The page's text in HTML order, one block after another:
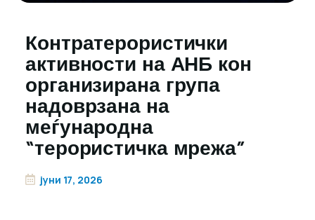
Контратерористички
активности на АНБ кон
организирана група
надоврзана на
меѓународна
“терористичка мрежа”
јуни 17, 2026